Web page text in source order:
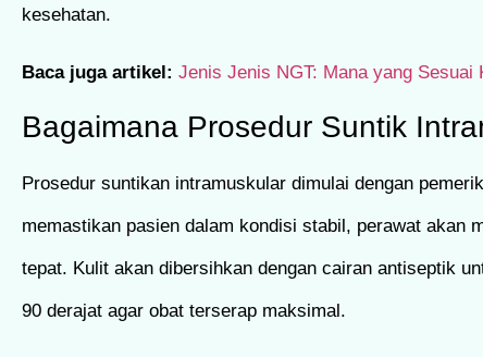
kesehatan.
Baca juga artikel: Jenis Jenis NGT: Mana yang Sesuai
Bagaimana Prosedur Suntik
Prosedur suntikan intramuskular dimulai dengan
memastikan pasien dalam kondisi stabil, perawat akan
tepat. Kulit akan dibersihkan dengan cairan antiseptik
90 derajat agar obat terserap maksimal.